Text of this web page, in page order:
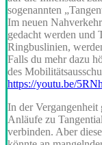
sogenannten
Im neuen
gedacht werden und
Ringbuslinien,
Falls du mehr dazu
des
https://youtu.be/
In der Vergangenheit
Anläufe zu
verbinden. Aber